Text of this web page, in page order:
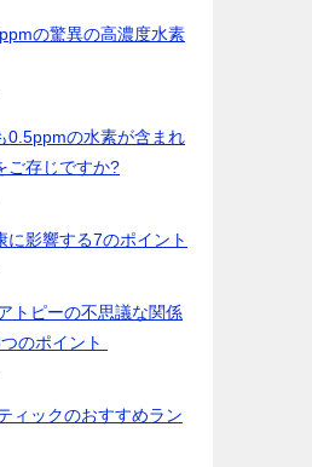
の驚異の高濃度水素
0.5ppmの水素が含まれ
ご存じですか?
に影響する7のポイント
トピーの不思議な関係
のポイント
ィックのおすすめラン